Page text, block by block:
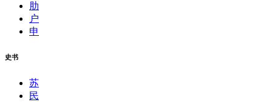
肋
户
申
史书
苏
民